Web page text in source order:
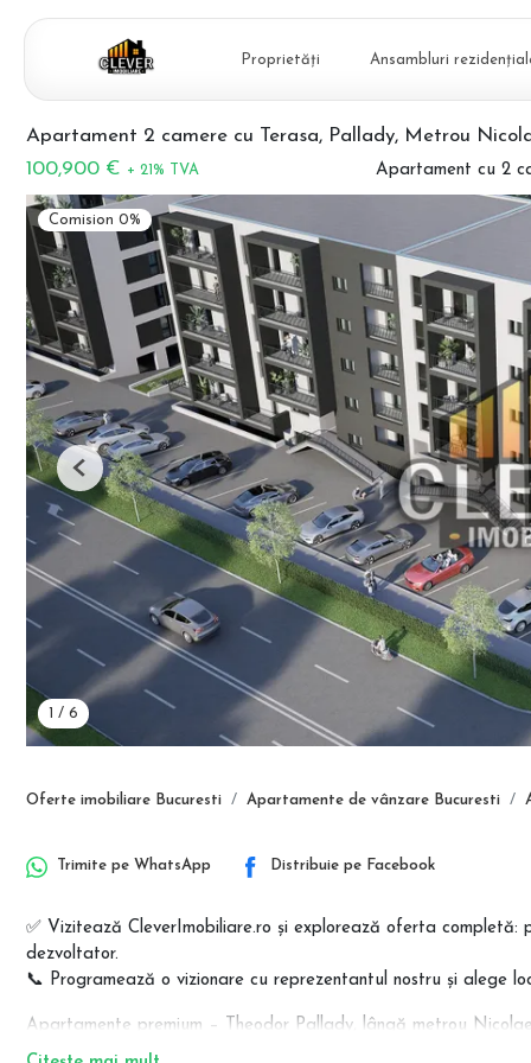
Proprietăți Ansambluri
Apartament 2 camere cu Terasa, Pallady, Metrou
100,900 € + 21% TVA Apartament cu 2
Comision 0%
/ 6
Previous
Oferte imobiliare Bucuresti Apartamente de vânzare Bucuresti
Trimite pe WhatsApp Distribuie pe Facebook
✅ Vizitează CleverImobiliare.ro și explorează oferta
dezvoltator.
📞 Programează o vizionare cu reprezentantul nostru și alege
Apartamente premium – Theodor Pallady, lângă metrou
Regim redus de înălțime (P+4E) | Direct de la dezvoltator | Fără